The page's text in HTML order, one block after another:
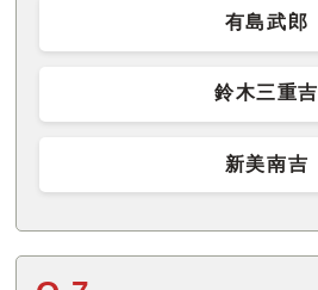
有島武郎
鈴木三重吉
新美南吉